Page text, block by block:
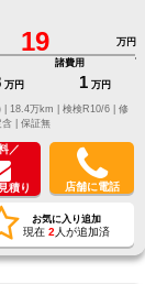
19
万円
万円
諸費用
1 万円
修
| 保証無
／
積り 店舗に電話
お気に入り追加
現在 2 人が追加済